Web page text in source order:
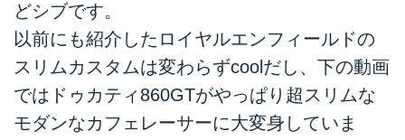
どシブです。
以前にも紹介したロイヤルエンフィールドの
スリムカスタムは変わらずcoolだし、下の動画
ではドゥカティ860GTがやっぱり超スリムな
モダンなカフェレーサーに大変身していま